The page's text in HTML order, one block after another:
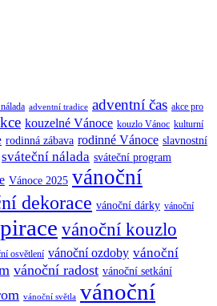
adventní tradice adventní čas akce pro
kouzelné Vánoce kouzlo Vánoc kulturní
rodinná zábava rodinné Vánoce slavnostní
sváteční nálada sváteční program
Vánoce 2025 vánoční
dekorace vánoční dárky vánoční
vánoční kouzlo
osvětlení vánoční ozdoby vánoční
vánoční radost vánoční setkání
vánoční světla vánoční